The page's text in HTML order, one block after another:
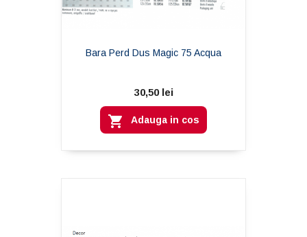
Bara Perd Dus Magic 75 Acqua
30,50 lei
 Adauga in cos